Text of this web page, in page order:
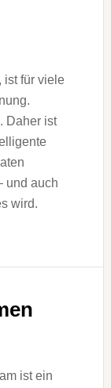
ist für viele
Daher ist
und auch
wird.
ist ein